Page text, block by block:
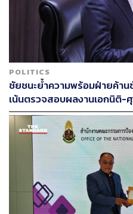
POLITICS
ชัยชนะย้ำความพร้อมฝ่ายค้า
เน้นตรวจสอบผลงานเอกนิติ-